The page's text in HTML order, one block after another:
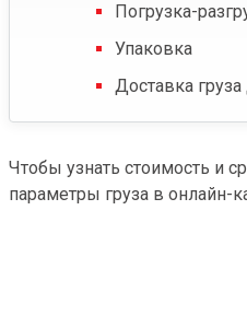
Погрузка-
Упаковка
Доставка груза
Чтобы узнать стоимость и
параметры груза в онлайн-